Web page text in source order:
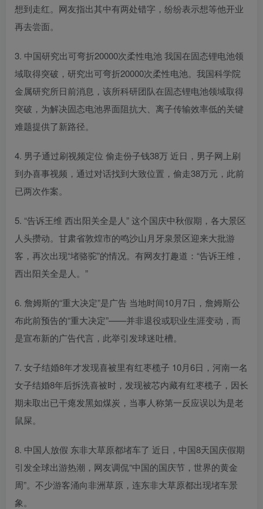
想到走红。网友指出其中有两处错字，纷纷表示想等他开业
再去尝面。
3. 中国研究出可弯折20000次柔性电池 我国在固态锂电池领
域取得突破，研究出可弯折20000次柔性电池。我国科学院
金属研究所日前消息，该所科研团队在固态锂电池领域取得
突破，为解决固态电池界面阻抗大、离子传输效率低的关键
难题提供了新路径。
4. 男子通过刷视频定位 偷走份子钱38万 近日，男子网上刷
到办喜事视频，通过对话找到大致位置，偷走38万元，此前
已两次作案。
5. “告诉王维 西出阳关全是人” 这个国庆中秋假期，各大景区
人头攒动。甘肃省敦煌市的鸣沙山月牙泉景区迎来大批游
客，再次出现“堵骆驼”的情况。有网友打趣道：“告诉王维，
西出阳关全是人。”
6. 詹姆斯的“重大决定”是广告 当地时间10月7日，詹姆斯公
布此前预告的“重大决定”——并非退役或职业生涯变动，而
是宣布新的广告代言，此举引发球迷吐槽。
7. 女子结婚8年才发现喜被里有红枣榄子 10月6日，河南一名
女子结婚8年后拆洗喜被时，发现被芯内藏有红枣榄子，因长
期未取出已干瘪发黑如煤炭，当事人称第一反应误以为是老
鼠屎。
8. 中国人放假 东非大草原都堵车了 近日，中国8天国庆假期
引发全球出游热潮，网友调侃“中国的国庆节，世界的黄金
周”。不少游客涌向非洲草原，连东非大草原都出现堵车景
象。